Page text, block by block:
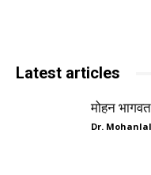
Latest articles
मोहन
Dr.